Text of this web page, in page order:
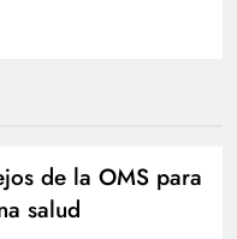
de la OMS para
salud